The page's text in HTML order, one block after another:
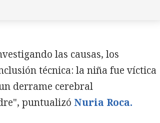
las causas, los
técnica: la niña fue víctica
derrame cerebral
puntualizó Nuria Roca.